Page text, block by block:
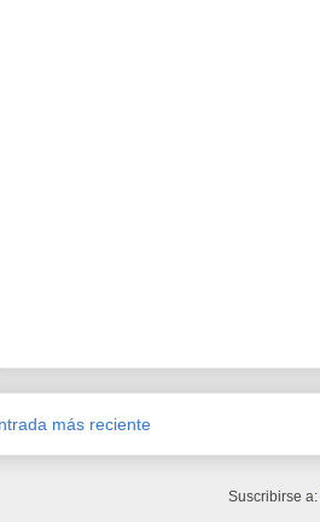
más reciente
Suscribirse a: